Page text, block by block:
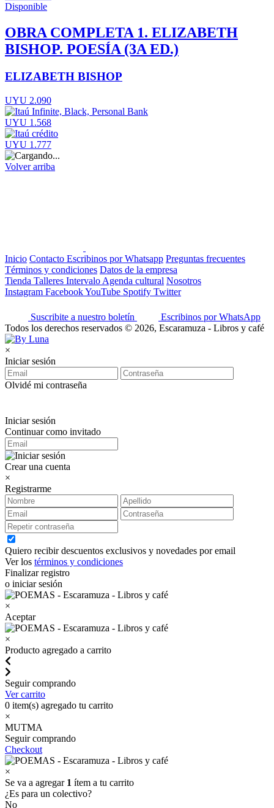
Disponible
OBRA COMPLETA 1. ELIZABETH
BISHOP. POESÍA (3A ED.)
ELIZABETH BISHOP
UYU 2.090
UYU 1.568
UYU 1.777
Volver arriba
Inicio Contacto Escribinos por Whatsapp Preguntas frecuentes
Términos y condiciones Datos de la empresa
Tienda Talleres Intervalo Agenda cultural Nosotros
Instagram FacebookYouTube Spotify Twitter
Suscribite a nuestro boletín
Escribinos por WhatsApp
Todos los derechos reservados © 2026, Escaramuza - Libros y café
×
Iniciar sesión
Olvidé mi contraseña
Iniciar sesión
Continuar como invitado
Crear una cuenta
×
Registrarme
Quiero recibir descuentos exclusivos y novedades por email
Ver los términos y condiciones
Finalizar registro
o iniciar sesión
×
Aceptar
×
Producto agregado a carrito
Seguir comprando
Ver carrito
0 item(s) agregado tu carrito
×
MUTMA
Seguir comprando
Checkout
×
Se va a agregar 1 ítem a tu carrito
¿Es para un colectivo?
No